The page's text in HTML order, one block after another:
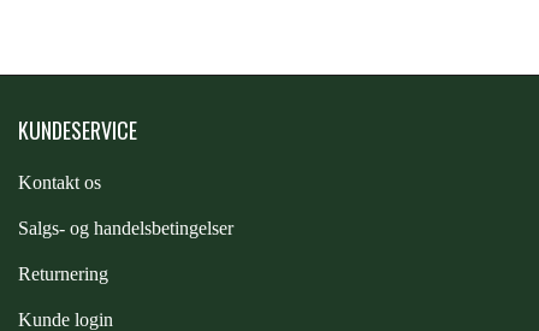
KUNDESERVICE
Kontakt os
Salgs- og handelsbetingelser
Returnering
Kunde login